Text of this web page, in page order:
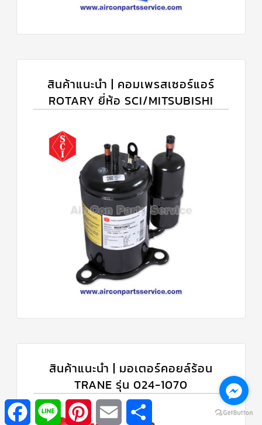
สินค้าแนะนำ | คอมเพรสเซอร์แอร์
ROTARY ยี่ห้อ SCI/MITSUBISHI
สินค้าแนะนำ | มอเตอร์คอยล์ร้อน
TRANE รุ่น 024-1070
Facebook Line Pinterest Email